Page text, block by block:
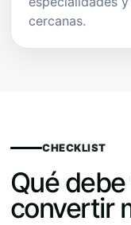
cercanas.
CHECKLIST
Qué
convertir